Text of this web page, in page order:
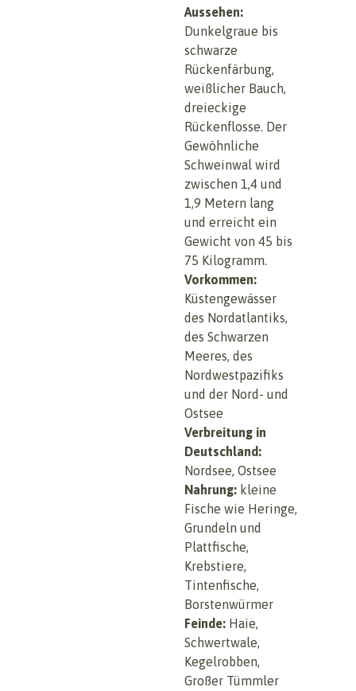
Aussehen:
Dunkelgraue bis
schwarze
Rückenfärbung,
weißlicher Bauch,
dreieckige
Rückenflosse. Der
Gewöhnliche
Schweinwal wird
zwischen 1,4 und
1,9 Metern lang
und erreicht ein
Gewicht von 45 bis
75 Kilogramm.
Vorkommen:
Küstengewässer
des Nordatlantiks,
des Schwarzen
Meeres, des
Nordwestpazifiks
und der Nord- und
Ostsee
Verbreitung in
Deutschland:
Nordsee, Ostsee
Nahrung: kleine
Fische wie Heringe,
Grundeln und
Plattfische,
Krebstiere,
Tintenfische,
Borstenwürmer
Feinde: Haie,
Schwertwale,
Kegelrobben,
Großer Tümmler